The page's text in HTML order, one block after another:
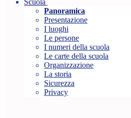
Scuola
Panoramica
Presentazione
I luoghi
Le persone
I numeri della scuola
Le carte della scuola
Organizzazione
La storia
Sicurezza
Privacy